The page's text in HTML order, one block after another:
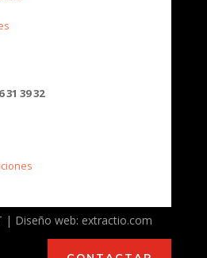
31 39 32
| Diseño web: extractio.com